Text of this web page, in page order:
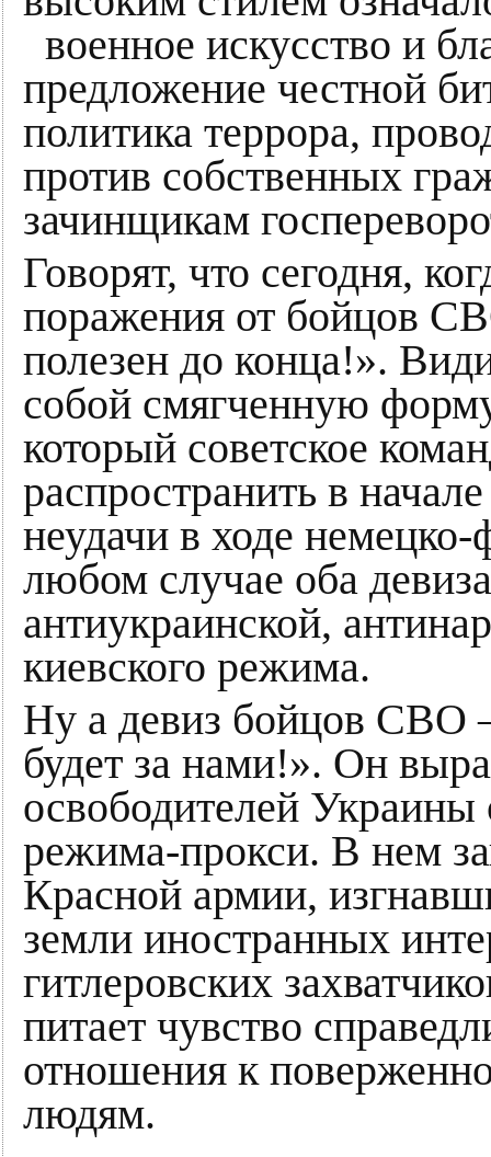
военное искусство и
предложение честной
политика террора,
против собственных
зачинщикам
Говорят, что сегодня,
поражения от бойцов
полезен до конца!».
собой смягченную
который советское
распространить в
неудачи в ходе
любом случае оба
антиукраинской,
киевского режима.
Ну а девиз бойцов СВО
будет за нами!». Он
освободителей Украины
режима-прокси. В нем
Красной армии,
земли иностранных
гитлеровских
питает чувство
отношения к
людям.